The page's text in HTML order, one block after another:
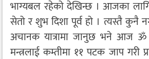
भाग्यबल रहेको देखिन्छ । आजका
सेतो र शुभ दिशा पूर्व हो । त्यस्तै कुनै
अचानक यात्रामा जानुछ भने आज ॐ
मन्त्रलाई कम्तीमा ११ पटक जाप गरी